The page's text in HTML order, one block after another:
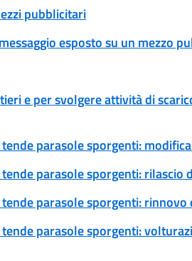
pubblicitari
esposto su un mezzo
e per svolgere attività di
parasole sporgenti:
parasole sporgenti: rilascio
parasole sporgenti: rinnovo
parasole sporgenti: